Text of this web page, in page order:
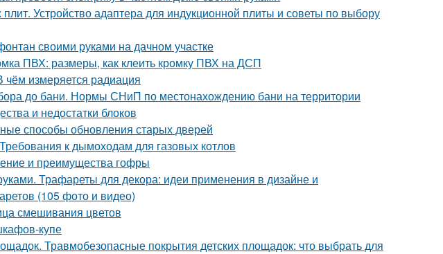
Устройство адаптера для индукционной плиты и советы по выбору
своими руками на дачном участке
ПВХ: размеры, как клеить кромку ПВХ на ДСП
измеряется радиация
до бани. Нормы СНиП по местонахождению бани на территории
и недостатки блоков
способы обновления старых дверей
к дымоходам для газовых котлов
и преимущества гофры
Трафареты для декора: идеи применения в дизайне и
(105 фото и видео)
смешивания цветов
купе
Травмобезопасные покрытия детских площадок: что выбрать для